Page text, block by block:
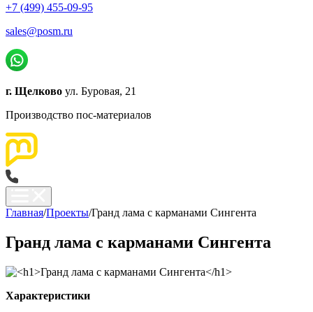
+7 (499) 455-09-95
sales@posm.ru
г. Щелково ул. Буровая, 21
Производство пос-материалов
Главная/Проекты/Гранд лама с карманами Сингента
Гранд лама с карманами Сингента
Характеристики